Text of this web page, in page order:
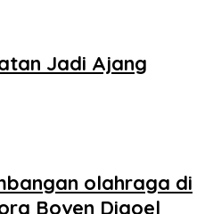
Jadi Ajang
olahraga di
Boven Digoel